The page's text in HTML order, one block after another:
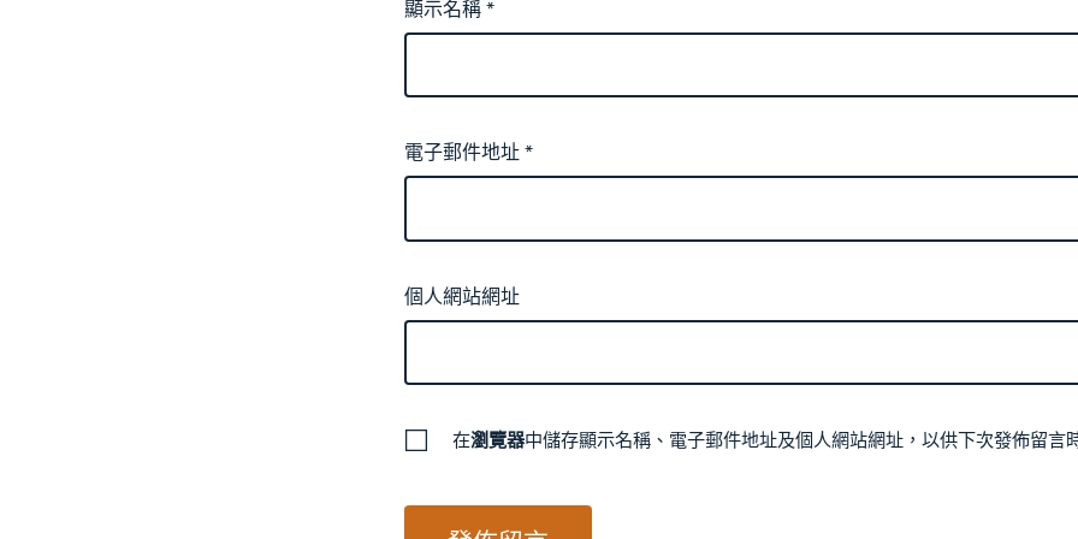
顯示名稱*
電子郵件地址*
個人網站網址
在瀏覽器中儲存顯示名稱、電子郵件地址及個人網站網址，以供下次發佈留言